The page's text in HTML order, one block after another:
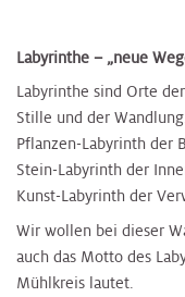
Labyrinthe – „neue
Labyrinthe sind Orte
Stille und der
Pflanzen-Labyrinth der
Stein-Labyrinth der
Kunst-Labyrinth der
Wir wollen bei dieser
auch das Motto des
Mühlkreis lautet.